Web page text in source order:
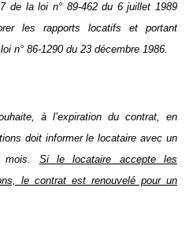
de la loi n° 89-462 du 6 juillet 1989
les rapports locatifs et portant
n° 86-1290 du 23 décembre 1986.
à l’expiration du contrat, en
doit informer le locataire avec un
mois. Si le locataire accepte les
le contrat est renouvelé pour un